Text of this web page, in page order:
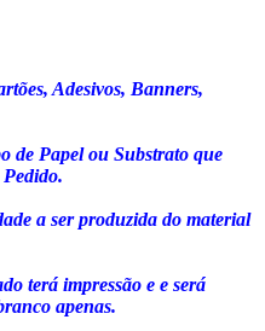
Adesivos, Banners,
de Papel ou Substrato que
a ser produzida do material
terá impressão e e será
apenas.